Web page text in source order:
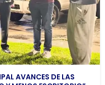
AVANCES DE LAS